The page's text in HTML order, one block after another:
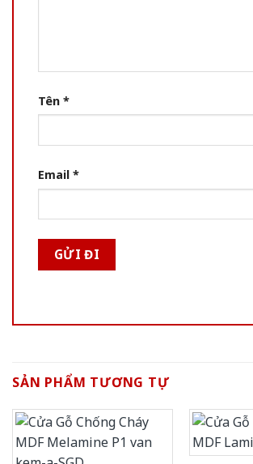
Tên *
Email *
SẢN PHẨM TƯƠNG TỰ